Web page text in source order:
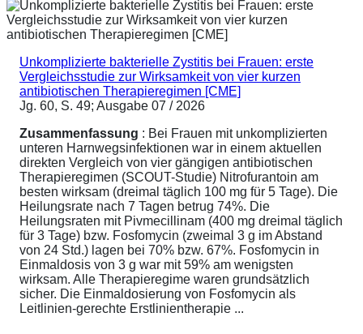
Unkomplizierte bakterielle Zystitis bei Frauen: erste
Vergleichsstudie zur Wirksamkeit von vier kurzen
antibiotischen Therapieregimen [CME]
Jg. 60, S. 49; Ausgabe 07 / 2026
Zusammenfassung : Bei Frauen mit unkomplizierten
unteren Harnwegsinfektionen war in einem aktuellen
direkten Vergleich von vier gängigen antibiotischen
Therapieregimen (SCOUT-Studie) Nitrofurantoin am
besten wirksam (dreimal täglich 100 mg für 5 Tage). Die
Heilungsrate nach 7 Tagen betrug 74%. Die
Heilungsraten mit Pivmecillinam (400 mg dreimal täglich
für 3 Tage) bzw. Fosfomycin (zweimal 3 g im Abstand
von 24 Std.) lagen bei 70% bzw. 67%. Fosfomycin in
Einmaldosis von 3 g war mit 59% am wenigsten
wirksam. Alle Therapieregime waren grundsätzlich
sicher. Die Einmaldosierung von Fosfomycin als
Leitlinien-gerechte Erstlinientherapie ...